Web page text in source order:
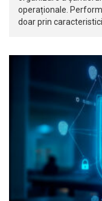
operaționale.
doar prin